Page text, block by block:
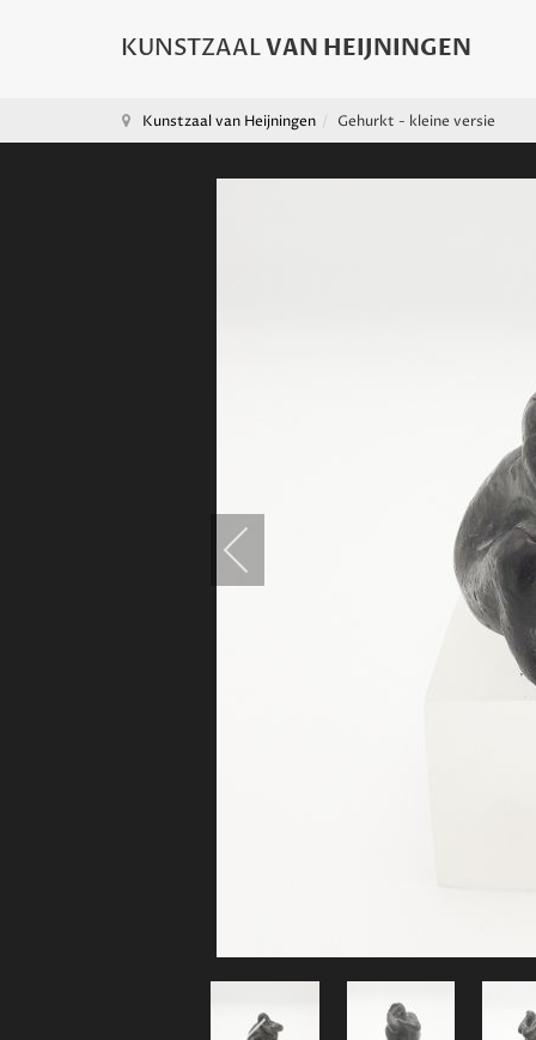
Kunstzaal van Heijningen Gehurkt - kleine versie